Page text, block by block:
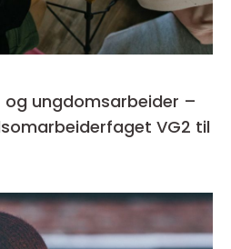
ungdomsarbeider –
VG2 til